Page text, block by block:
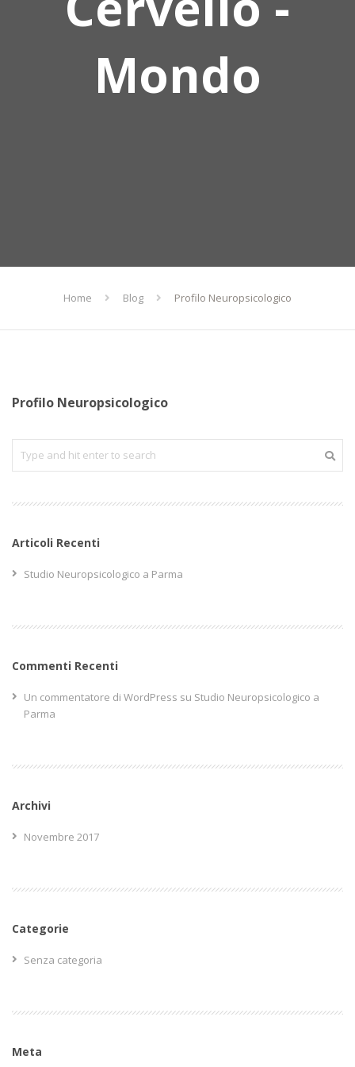
Mondo
Home Blog Profilo Neuropsicologico
Profilo Neuropsicologico
Articoli Recenti
Studio Neuropsicologico a Parma
Commenti Recenti
Un commentatore di WordPress su Studio Neuropsicologico a
Parma
Archivi
Novembre 2017
Categorie
Senza categoria
Meta